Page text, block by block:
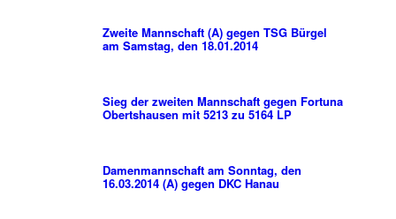
Zweite Mannschaft (A) gegen TSG Bürgel
am Samstag, den 18.01.2014
Sieg der zweiten Mannschaft gegen Fortuna
Obertshausen mit 5213 zu 5164 LP
Damenmannschaft am Sonntag, den
16.03.2014 (A) gegen DKC Hanau